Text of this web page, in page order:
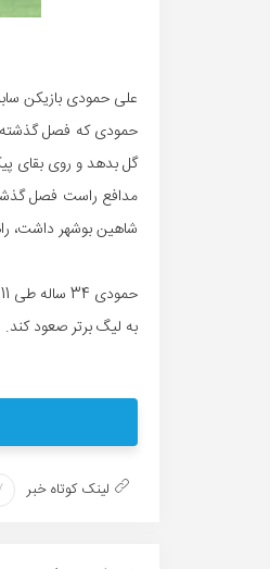
علی حمودی بازیکن
گل بدهد و روی بقای
مدافع راست فصل
شاهین بوشهر داشت،
به لیگ برتر صعود کند.
لینک کوتاه خبر